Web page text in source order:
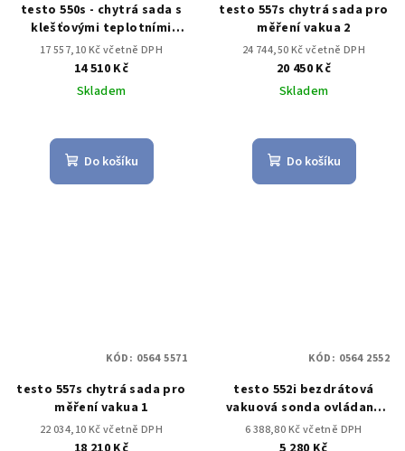
testo 550s - chytrá sada s
klešťovými teplotními
sondami
17 557,10 Kč včetně DPH
14 510 Kč
Skladem
Do košíku
testo 557s chytrá sada pro
měření vakua 2
24 744,50 Kč včetně DPH
20 450 Kč
Skladem
Do košíku
testo 557s chytrá sada pro
měření vakua 1
22 034,10 Kč včetně DPH
KÓD: 0564 5571
testo 552i bezdrátová
vakuová sonda ovládaná
aplikací
6 388,80 Kč včetně DPH
KÓD: 0564 2552